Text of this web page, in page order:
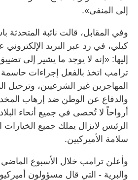
إلى المنفى».
وفي المقابل، قالت نائبة المتحدثة
كيلي، في رد عبر البريد
إليها: «إنه لا يوجد ما يشير إلى
ترامب اتخذ بالفعل إجراءات
المهاجرين غير الشرعيين، وترحيل
والدفاع عن الوطن ضد إرهاب
أرواحاً لا تُحصى في جميع أنحاء
الرئيس لايزال يملك جميع الخيارات
سلامة الأميركيين.
وأعلن ترامب خلال الأسبوع الماضي
والبرية - التي قال مسؤولون